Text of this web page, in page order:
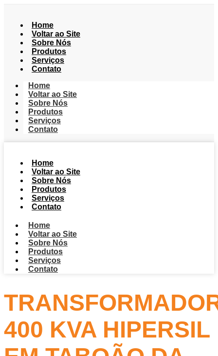
Home
Voltar ao Site
Sobre Nós
Produtos
Serviços
Contato
Home
Voltar ao Site
Sobre Nós
Produtos
Serviços
Contato
Home
Voltar ao Site
Sobre Nós
Produtos
Serviços
Contato
Home
Voltar ao Site
Sobre Nós
Produtos
Serviços
Contato
400 KVA HIPERSIL